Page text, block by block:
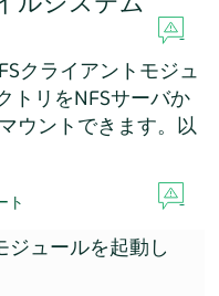
クライアントモジュ
トリをNFSサーバか
ウントできます。以
ト
ジュールを起動し